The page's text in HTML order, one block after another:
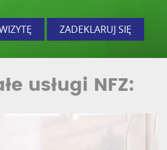
ZADEKLARUJ SIĘ
usługi NFZ: